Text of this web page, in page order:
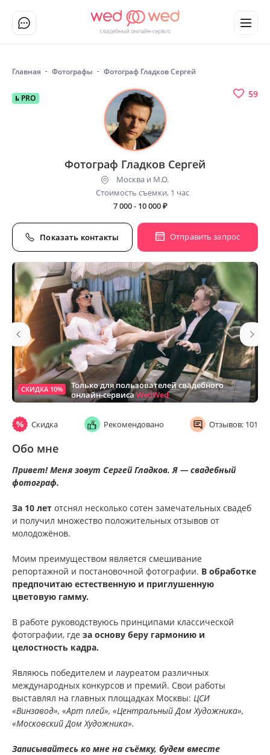
Главная Фотографы Фотограф Гладков Сергей
СКИДКА 10%
Только для пользователей свадебного
онлайн-сервисаWedWed
PRO 59
Фотограф Гладков Сергей
Москва и М.О.
Стоимость съемки, 1 час
7 000 - 10 000₽
Отправить запрос
Показать контакты
Скидка Рекомендовано Отзывов: 101
Обо мне
Привет! Меня зовут Сергей Гладков. Я — свадебный
фотограф.
За 10 лет отснял несколько сотен замечательных свадеб
и получил множество положительных отзывов от
молодожёнов.
Моим преимуществом является смешивание
репортажной и постановочной фотографии. В обработке
предпочитаю естественную и приглушенную
цветовую гамму.
В работе руководствуюсь принципами классической
фотографии, где за основу беру гармонию и
целостность кадра.
Являюсь победителем и лауреатом различных
международных конкурсов и премий. Свои работы
выставлял на главных площадках Москвы: ЦСИ
«Винзавод», «Арт плей», «Центральный Дом Художника»,
«Московский Дом Художника».
Записывайтесь ко мне на съёмку, будем вместе